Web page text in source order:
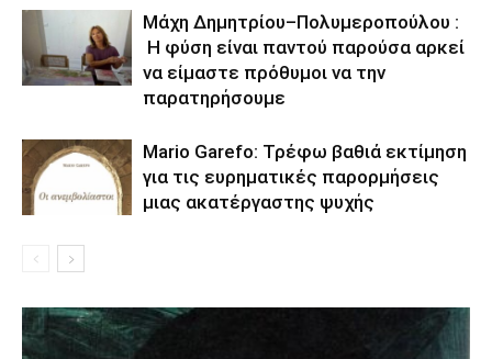
Μάχη Δημητρίου–Πολυμεροπούλου :
Η φύση είναι παντού παρούσα αρκεί
να είμαστε πρόθυμοι να την
παρατηρήσουμε
Mario Garefo: Τρέφω βαθιά εκτίμηση
για τις ευρηματικές παρορμήσεις
μιας ακατέργαστης ψυχής